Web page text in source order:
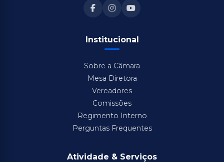
Institucional
Sobre a Câmara
Mesa Diretora
Vereadores
Comissões
Regimento Interno
Perguntas Frequentes
Atividade & Serviços